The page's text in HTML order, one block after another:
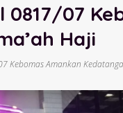
0817/07
Haji
Kebomas Amankan